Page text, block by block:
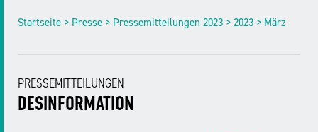
Startseite > Presse > Pressemitteilungen 2023 > 2023 > März
PRESSEMITTEILUNGEN
DESINFORMATION